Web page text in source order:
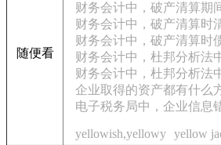
随便看
财务会计中，破产清算期
财务会计中，破产清算时
财务会计中，破产清算时
财务会计中，杜邦分析法
财务会计中，杜邦分析法
企业取得的资产都有什么
电子税务局中，企业信息
yellowish,yellowy yellow